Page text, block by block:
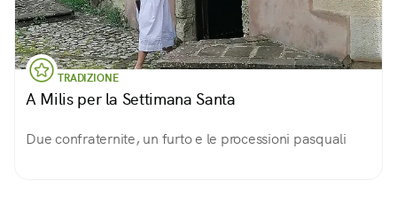
TRADIZIONE
A Milis per la Settimana Santa
Due confraternite, un furto e le processioni pasquali